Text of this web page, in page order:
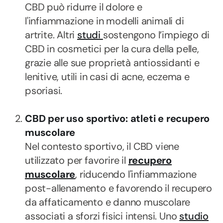
CBD può ridurre il dolore e
l'infiammazione in modelli animali di
artrite. Altri studi sostengono l’impiego di
CBD in cosmetici per la cura della pelle,
grazie alle sue proprietà antiossidanti e
lenitive, utili in casi di acne, eczema e
psoriasi.
CBD per uso sportivo: atleti e recupero
muscolare
Nel contesto sportivo, il CBD viene
utilizzato per favorire il recupero
muscolare, riducendo l'infiammazione
post-allenamento e favorendo il recupero
da affaticamento e danno muscolare
associati a sforzi fisici intensi. Uno studio